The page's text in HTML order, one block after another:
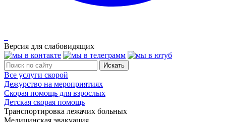
Версия для слабовидящих
Все услуги скорой
Дежурство на мероприятиях
Скорая помощь для взрослых
Детская скорая помощь
Транспортировка лежачих больных
Медицинская эвакуация